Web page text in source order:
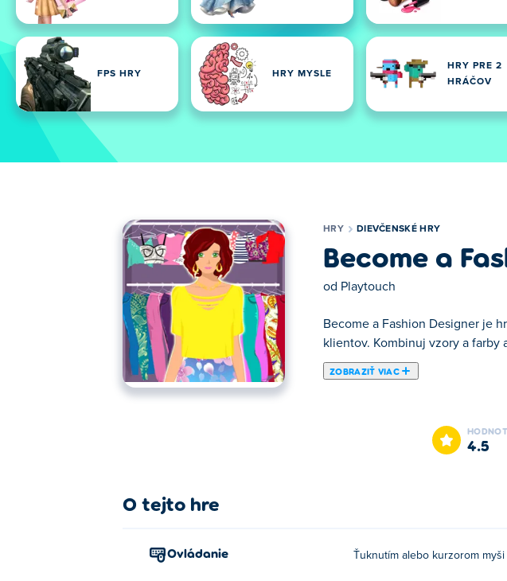
FPS HRY HRY MYSLE
HRY PRE 2
HRÁČOV
HRY DIEVČENSKÉ HRY
Become a
od Playtouch
Become a Fashion Designer je
klientov. Kombinuj vzory a farby
ZOBRAZIŤ VIAC
Tu si môžete zahrať Become a Fashion Designer. Become a
4.5
O tejto hre
Ovládanie Ťuknutím alebo kurzorom